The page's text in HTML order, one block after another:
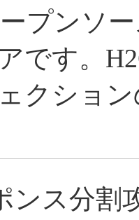
プンソ
です。
クショ
ンス分割